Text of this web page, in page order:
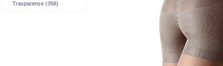
Trasparenze (358)